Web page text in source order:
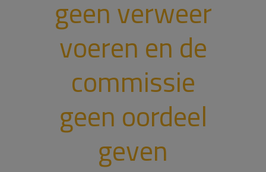
geen verweer
voeren en de
commissie
geen oordeel
geven